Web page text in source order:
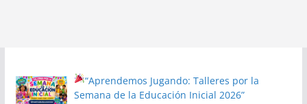
“Aprendemos Jugando: Talleres por la
Semana de la Educación Inicial 2026”